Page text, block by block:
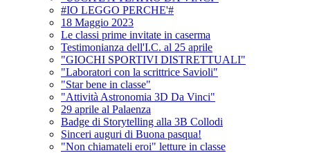
#IO LEGGO PERCHE'#
18 Maggio 2023
Le classi prime invitate in caserma
Testimonianza dell'I.C. al 25 aprile
"GIOCHI SPORTIVI DISTRETTUALI"
"Laboratori con la scrittrice Savioli"
"Star bene in classe"
"Attività Astronomia 3D Da Vinci"
29 aprile al Palaenza
Badge di Storytelling alla 3B Collodi
Sinceri auguri di Buona pasqua!
"Non chiamateli eroi" letture in classe